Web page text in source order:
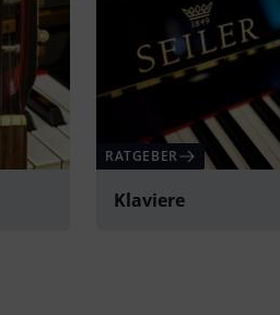
RATGEBER
Klaviere